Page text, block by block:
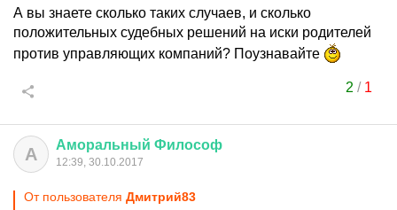
А вы знаете сколько таких случаев, и сколько
положительных судебных решений на иски родителей
против управляющих компаний? Поузнавайте
2 / 1
А Аморальный Философ
12:39, 30.10.2017
От пользователя Дмитрий83